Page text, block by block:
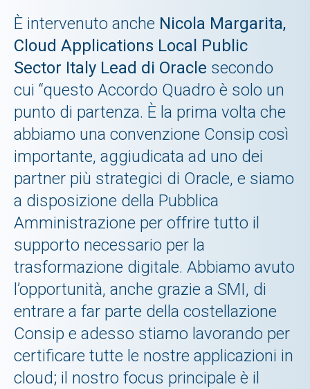
È intervenuto anche Nicola Margarita,
Cloud Applications Local Public
Sector Italy Lead di Oracle secondo
cui “questo Accordo Quadro è solo un
punto di partenza. È la prima volta che
abbiamo una convenzione Consip così
importante, aggiudicata ad uno dei
partner più strategici di Oracle, e siamo
a disposizione della Pubblica
Amministrazione per offrire tutto il
supporto necessario per la
trasformazione digitale. Abbiamo avuto
l’opportunità, anche grazie a SMI, di
entrare a far parte della costellazione
Consip e adesso stiamo lavorando per
certificare tutte le nostre applicazioni in
cloud; il nostro focus principale è il